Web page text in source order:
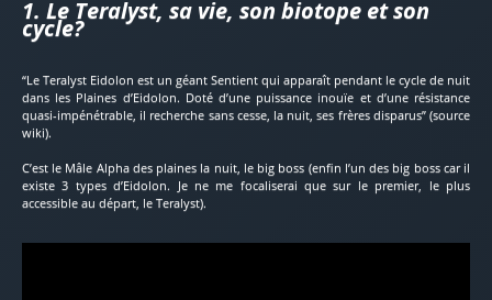
1. Le Teralyst, sa vie, son biotope et son
cycle?
“Le Teralyst Eidolon est un géant Sentient qui apparaît pendant le cycle de nuit
dans les Plaines d’Eidolon. Doté d’une puissance inouïe et d’une résistance
quasi-impénétrable, il recherche sans cesse, la nuit, ses frères disparus” (source
wiki).
C’est le Mâle Alpha des plaines la nuit, le big boss (enfin l’un des big boss car il
existe 3 types d’Eidolon. Je ne me focaliserai que sur le premier, le plus
accessible au départ, le Teralyst).